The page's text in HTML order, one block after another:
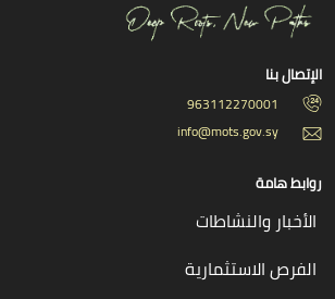
الإتصال بنا
963112270001
info@mots.gov.sy
روابط هامة
الأخبار والنشاطات
الفرص الاستثمارية